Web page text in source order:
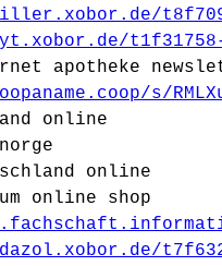
t1f31758-
apotheke
s/
online
online
online shop